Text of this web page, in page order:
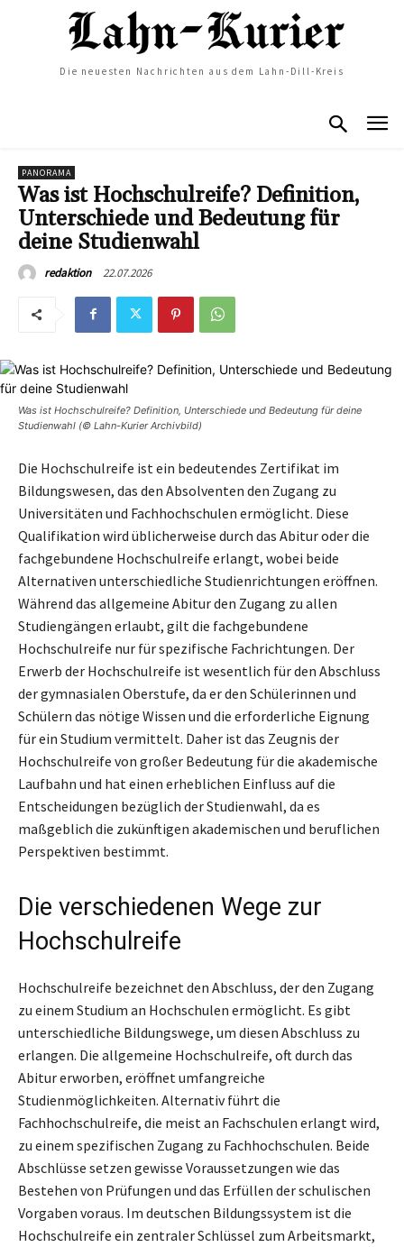
Die neuesten Nachrichten aus dem Lahn-Dill-Kreis
PANORAMA
Was ist Hochschulreife? Definition,
Unterschiede und Bedeutung für
deine Studienwahl
redaktion 22.07.2026
Was ist Hochschulreife? Definition, Unterschiede und Bedeutung für deine
Studienwahl (© Lahn-Kurier Archivbild)
Die Hochschulreife ist ein bedeutendes Zertifikat im
Bildungswesen, das den Absolventen den Zugang zu
Universitäten und Fachhochschulen ermöglicht. Diese
Qualifikation wird üblicherweise durch das Abitur oder die
fachgebundene Hochschulreife erlangt, wobei beide
Alternativen unterschiedliche Studienrichtungen eröffnen.
Während das allgemeine Abitur den Zugang zu allen
Studiengängen erlaubt, gilt die fachgebundene
Hochschulreife nur für spezifische Fachrichtungen. Der
Erwerb der Hochschulreife ist wesentlich für den Abschluss
der gymnasialen Oberstufe, da er den Schülerinnen und
Schülern das nötige Wissen und die erforderliche Eignung
für ein Studium vermittelt. Daher ist das Zeugnis der
Hochschulreife von großer Bedeutung für die akademische
Laufbahn und hat einen erheblichen Einfluss auf die
Entscheidungen bezüglich der Studienwahl, da es
maßgeblich die zukünftigen akademischen und beruflichen
Perspektiven bestimmt.
Die verschiedenen Wege zur
Hochschulreife
Hochschulreife bezeichnet den Abschluss, der den Zugang
zu einem Studium an Hochschulen ermöglicht. Es gibt
unterschiedliche Bildungswege, um diesen Abschluss zu
erlangen. Die allgemeine Hochschulreife, oft durch das
Abitur erworben, eröffnet umfangreiche
Studienmöglichkeiten. Alternativ führt die
Fachhochschulreife, die meist an Fachschulen erlangt wird,
zu einem spezifischen Zugang zu Fachhochschulen. Beide
Abschlüsse setzen gewisse Voraussetzungen wie das
Bestehen von Prüfungen und das Erfüllen der schulischen
Vorgaben voraus. Im deutschen Bildungssystem ist die
Hochschulreife ein zentraler Schlüssel zum Arbeitsmarkt,